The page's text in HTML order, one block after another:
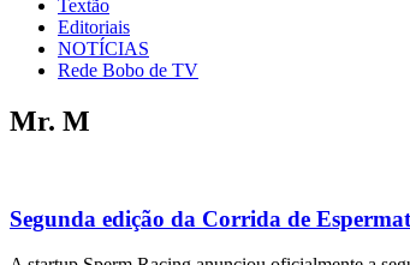
Textão
Editoriais
NOTÍCIAS
Rede Bobo de TV
Mr. M
Segunda edição da Corrida de